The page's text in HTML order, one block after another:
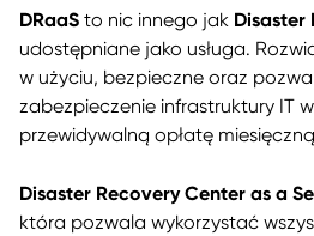
DRaaS to nic innego jak Disaster
udostępniane jako usługa.
w użyciu, bezpieczne oraz
zabezpieczenie infrastruktury IT
przewidywalną opłatę
Disaster Recovery Center as a
która pozwala wykorzystać